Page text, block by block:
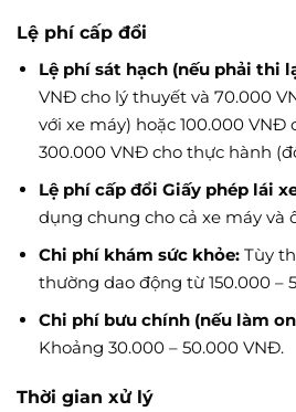
Lệ phí cấp đổi
Lệ phí sát hạch (nếu phải thi
VNĐ cho lý thuyết và 70.000
với xe máy) hoặc 100.000 VNĐ
300.000 VNĐ cho thực hành
Lệ phí cấp đổi Giấy phép lái
dụng chung cho cả xe máy và
Chi phí khám sức khỏe:Tùy
thường dao động từ 150.000 –
Chi phí bưu chính (nếu làm
Khoảng 30.000 – 50.000 VNĐ.
Thời gian xử lý